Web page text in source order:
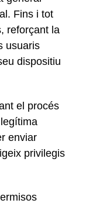
Fins i tot
reforçant la
usuaris
dispositiu
el procés
enviar
privilegis